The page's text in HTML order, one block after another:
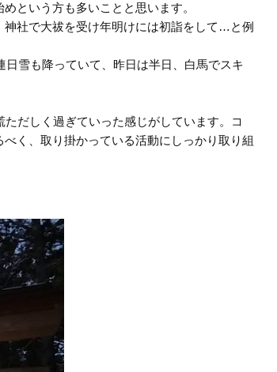
という方も多いことと思います。
社で大祓を受け年明けには初詣をして…と例
雪も降っていて、昨日は半日、白馬でスキ
だしく過ぎていった感じがしています。コ
く、取り掛かっている活動にしっかり取り組